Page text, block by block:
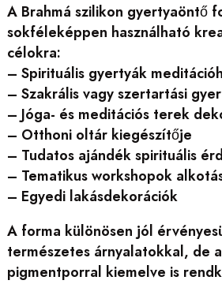
A Brahmá szilikon gyertyaöntő
sokféleképpen használható
célokra:
– Spirituális gyertyák
– Szakrális vagy szertartási
– Jóga- és meditációs terek
– Otthoni oltár kiegészítője
– Tudatos ajándék spirituális
– Tematikus workshopok
– Egyedi lakásdekorációk
A forma különösen jól
természetes árnyalatokkal, de
pigmentporral kiemelve is